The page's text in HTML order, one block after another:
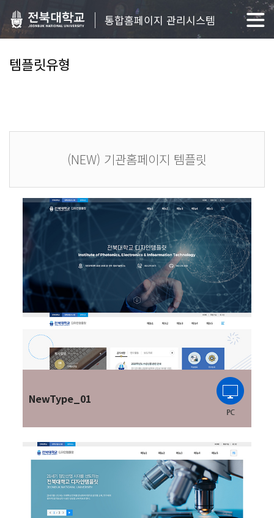
통합홈페이지 관리시스템
템플릿유형
(NEW) 기관홈페이지 템플릿
NewType_01